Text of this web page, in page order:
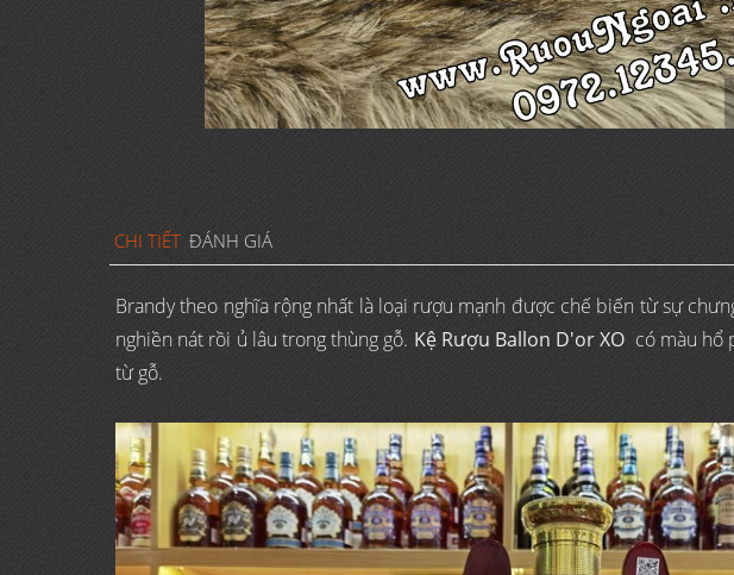
CHI TIẾT ĐÁNH GIÁ
Brandy theo nghĩa rộng nhất là loại rượu mạnh được chế biến từ sự
nghiền nát rồi ủ lâu trong thùng gỗ. Kệ Rượu Ballon D'or XO có màu hổ
từ gỗ.